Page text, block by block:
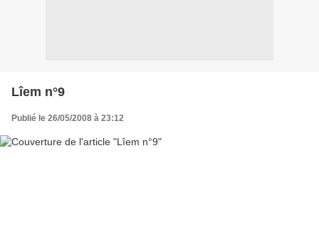
Lîem n°9
Publié le 26/05/2008 à 23:12